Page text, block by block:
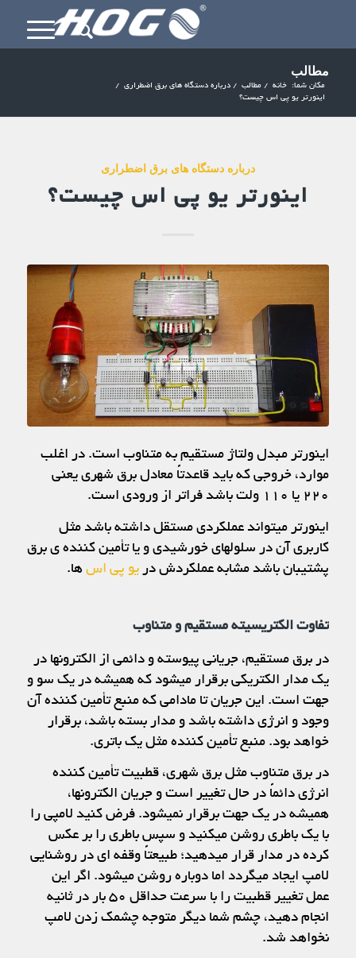
مطالب
مکان شما: خانه / مطالب / درباره دستگاه های برق اضطراری /
اینورتر یو پی اس چیست؟
درباره دستگاه های برق اضطراری
اینورتر یو پی اس چیست؟
اینورتر مبدل ولتاژ مستقیم به متناوب است. در اغلب
موارد، خروجی که باید قاعدتاً معادل برق شهری یعنی
۲۲۰ یا ۱۱۰ ولت باشد فراتر از ورودی است.
اینورتر میتواند عملکردی مستقل داشته باشد مثل
کاربری آن در سلولهای خورشیدی و یا تأمین کننده ی برق
پشتیبان باشد مشابه عملکردش در یو پی اسها.
تفاوت الکتریسیته مستقیم و متناوب
در برق مستقیم، جریانی پیوسته و دائمی از الکترونها در
یک مدار الکتریکی برقرار میشود که همیشه در یک سو و
جهت است. این جریان تا مادامی که منبع تأمین کننده آن
وجود و انرژی داشته باشد و مدار بسته باشد، برقرار
خواهد بود. منبع تأمین کننده مثل یک باتری.
در برق متناوب مثل برق شهری، قطبیت تأمین کننده
انرژی دائماً در حال تغییر است و جریان الکترونها،
همیشه در یک جهت برقرار نمیشود. فرض کنید لامپی را
با یک باطری روشن میکنید و سپس باطری را بر عکس
کرده در مدار قرار میدهید؛ طبیعتاً وقفه ای در روشنایی
لامپ ایجاد میگردد اما دوباره روشن میشود. اگر این
عمل تغییر قطبیت را با سرعت حداقل ۵۰ بار در ثانیه
انجام دهید، چشم شما دیگر متوجه چشمک زدن لامپ
نخواهد شد.